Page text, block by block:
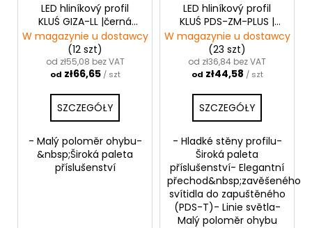
LED hliníkový profil
KLUŚ GIZA-LL |černá
anoda
W magazynie u dostawcy
(12 szt)
od zł55,08 bez VAT
od zł66,65 / szt
SZCZEGÓŁY
- Malý poloměr ohybu-
&nbsp;Široká paleta
příslušenství
LED hliníkový profil
KLUŚ PDS-ZM-PLUS |
černá anoda
W magazynie u dostawcy
(23 szt)
od zł36,84 bez VAT
od zł44,58 / szt
SZCZEGÓŁY
- Hladké stěny profilu-
Široká paleta
příslušenství- Elegantní
přechod&nbsp;zavěšeného
svítidla do zapuštěného
(PDS-T)- Linie světla-
Malý poloměr ohybu